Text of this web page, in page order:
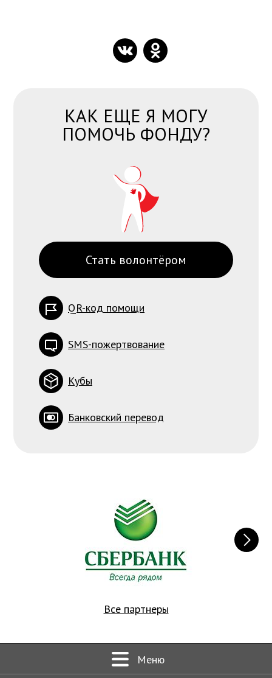
КАК ЕЩЕ Я МОГУ
ПОМОЧЬ ФОНДУ?
Стать волонтёром
QR-код помощи
SMS-пожертвование
Кубы
Банковский перевод
Все партнеры
Меню